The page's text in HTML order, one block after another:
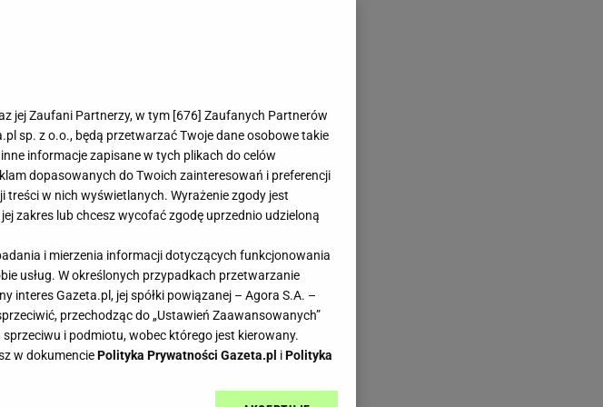
siostry
jej Zaufani Partnerzy, w tym [676] Zaufanych Partnerów
sp. z o.o., będą przetwarzać Twoje dane osobowe takie
informacje zapisane w tych plikach do celów
dopasowanych do Twoich zainteresowań i preferencji
w nich wyświetlanych. Wyrażenie zgody jest
zakres lub chcesz wycofać zgodę uprzednio udzieloną
i mierzenia informacji dotyczących funkcjonowania
usług. W określonych przypadkach przetwarzanie
interes Gazeta.pl, jej spółki powiązanej – Agora S.A. –
przechodząc do „Ustawień Zaawansowanych”
i podmiotu, wobec którego jest kierowany.
w dokumenciePolityka Prywatności Gazeta.pl iPolityka